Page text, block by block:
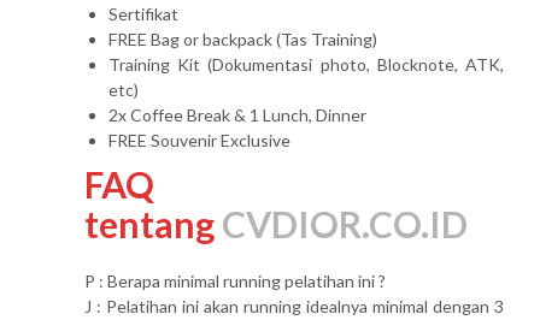
Sertifikat
FREE Bag or backpack (Tas Training)
Training Kit (Dokumentasi photo, Blocknote, ATK,
etc)
2x Coffee Break & 1 Lunch, Dinner
FREE Souvenir Exclusive
FAQ
tentangCVDIOR.CO.ID
P : Berapa minimal running pelatihan ini ?
J : Pelatihan ini akan running idealnya minimal dengan 3